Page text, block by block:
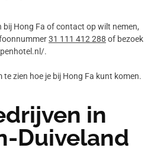
bij Hong Fa of contact op wilt nemen,
31 111 412 288 of bezoek
.
te zien hoe je bij Hong Fa kunt komen.
in
Duiveland